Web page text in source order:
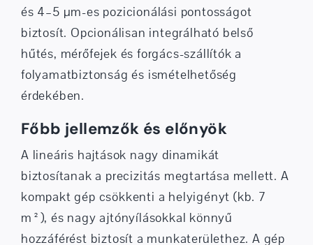
és 4–5 µm-es pozicionálási pontosságot
biztosít. Opcionálisan integrálható belső
hűtés, mérőfejek és forgács-szállítók a
folyamatbiztonság és ismételhetőség
érdekében.
Főbb jellemzők és előnyök
A lineáris hajtások nagy dinamikát
biztosítanak a precizitás megtartása mellett. A
kompakt gép csökkenti a helyigényt (kb. 7
m²), és nagy ajtónyílásokkal könnyű
hozzáférést biztosít a munkaterülethez. A gép